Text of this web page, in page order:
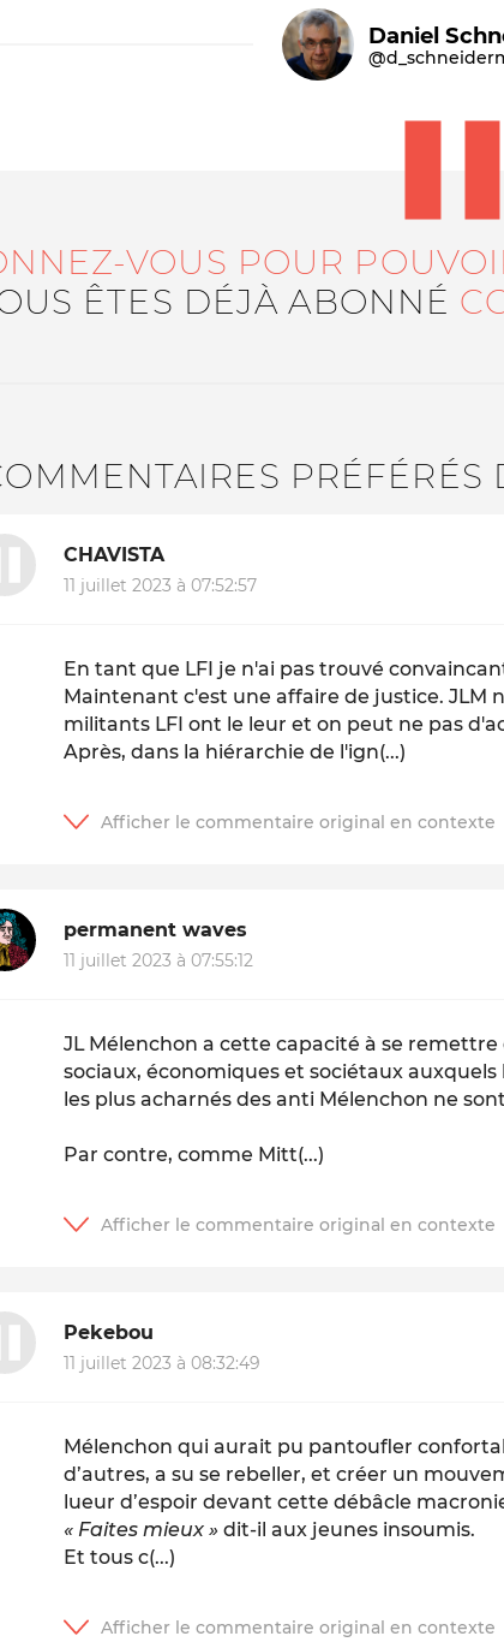
Le médiateur L'équipe
Daniel
VOUS POUR
ÊTES DÉJÀ ABONNÉ
PRÉFÉRÉS
CHAVISTA
11 juillet 2023 à 07:52:57
En tant que LFI je n'ai pas trouvé
Maintenant c'est une affaire de justice. JLM
militants LFI ont le leur et on peut ne pas
Après, dans la hiérarchie de l'ign(...)
permanent waves
11 juillet 2023 à 07:55:12
JL Mélenchon a cette capacité à se
sociaux, économiques et sociétaux
les plus acharnés des anti Mélenchon ne
Par contre, comme Mitt(...)
Pekebou
11 juillet 2023 à 08:32:49
Mélenchon qui aurait pu pantoufler
d’autres, a su se rebeller, et créer un
lueur d’espoir devant cette débâcle
« Faites mieux » dit-il aux jeunes insoumis.
Et tous c(...)